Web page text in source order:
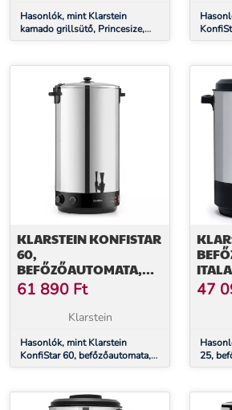
Hasonlók, mint Klarstein
kamado grillsütő, Princesize,
kerámia, 11", füstölés, BBQ,
KLARSTEIN KONFISTAR
60,
BEFŐZŐAUTOMATA,
ITALADAGOLÓ, 60 L,
2500 W, 100 °C, 120
PERC, ROZSDAMENTES
61 890 Ft
Klarstein
Hasonlók, mint Klarstein
KonfiStar 60, befőzőautomata,
italadagoló, 60 l, 2500 W, 100
100
47
25,